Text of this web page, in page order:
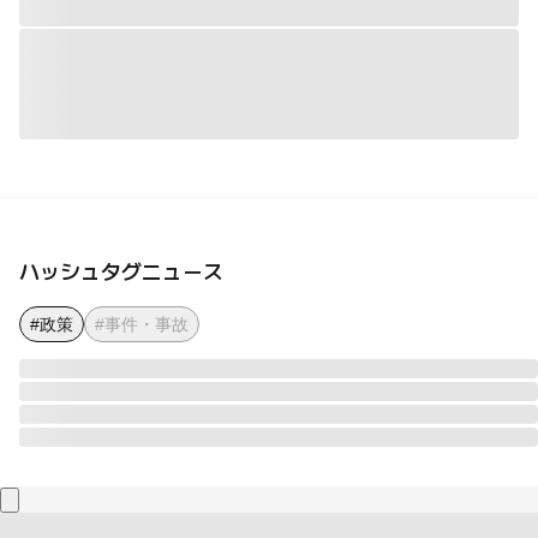
ハッシュタグニュース
#政策 #事件・事故